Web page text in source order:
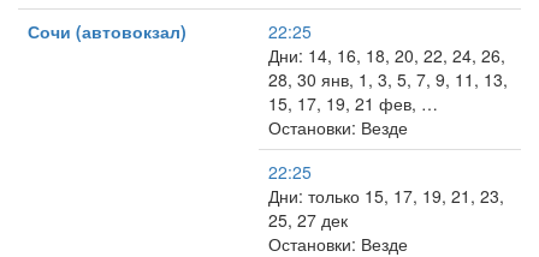
Сочи (автовокзал)
22:25
Дни: 14, 16, 18, 20, 22, 24, 26,
28, 30 янв, 1, 3, 5, 7, 9, 11, 13,
15, 17, 19, 21 фев, …
Остановки: Везде
22:25
Дни: только 15, 17, 19, 21, 23,
25, 27 дек
Остановки: Везде